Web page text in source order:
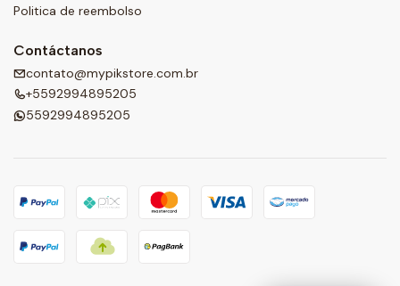
Politica de reembolso
Contáctanos
contato@mypikstore.com.br
+5592994895205
5592994895205